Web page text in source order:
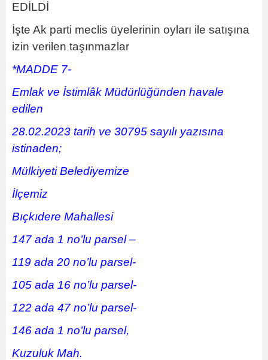
EDİLDİ
İşte Ak parti meclis üyelerinin oyları ile satışına
izin verilen taşınmazlar
*MADDE 7-
Emlak ve İstimlâk Müdürlüğünden havale
edilen
28.02.2023 tarih ve 30795 sayılı yazısına
istinaden;
Mülkiyeti Belediyemize
İlçemiz
Bıçkıdere Mahallesi
147 ada 1 no’lu parsel –
119 ada 20 no’lu parsel-
105 ada 16 no’lu parsel-
122 ada 47 no’lu parsel-
146 ada 1 no’lu parsel,
Kuzuluk Mah.